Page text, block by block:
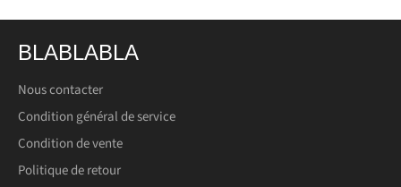
BLABLABLA
Nous contacter
Condition général de service
Condition de vente
Politique de retour